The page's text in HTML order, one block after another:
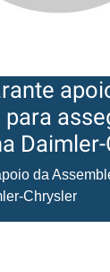
da
Chrysler